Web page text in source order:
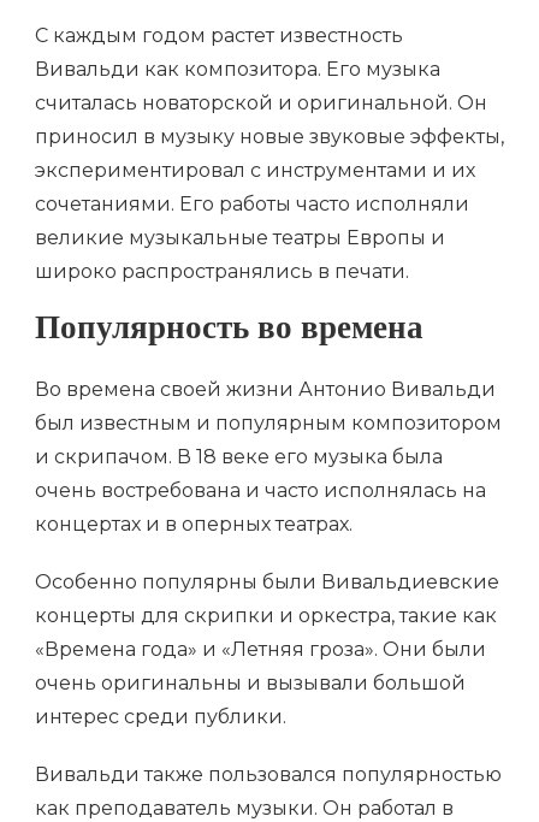
С каждым годом растет известность
Вивальди как композитора. Его музыка
считалась новаторской и оригинальной. Он
приносил в музыку новые звуковые эффекты,
экспериментировал с инструментами и их
сочетаниями. Его работы часто исполняли
великие музыкальные театры Европы и
широко распространялись в печати.
Популярность во времена
Во времена своей жизни Антонио Вивальди
был известным и популярным композитором
и скрипачом. В 18 веке его музыка была
очень востребована и часто исполнялась на
концертах и в оперных театрах.
Особенно популярны были Вивальдиевские
концерты для скрипки и оркестра, такие как
«Времена года» и «Летняя гроза». Они были
очень оригинальны и вызывали большой
интерес среди публики.
Вивальди также пользовался популярностью
как преподаватель музыки. Он работал в